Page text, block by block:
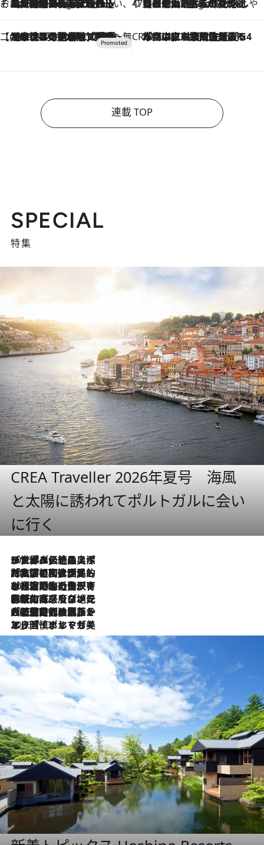
そおだよおこの関西おいしい、おやつ紀行9 Hours Ago
［大阪府箕面市］一皿一皿目の前で仕上げられる、料理を巧みに組み込んだアシェットデセールコース「ミチル アシェット デセール（Michiru assiette dessert）」 47都道府県の手みやげ ひんやりスイーツで夏を満喫
9 Hours Ago
【和歌山県】この夏絶対食べたい 冷やしておいしいおやつ3選 みかんがごろっと丸ごと入ったジュレ
【CREA×星野リゾート】唯一無二。癒しと発見が待つ場所へ
2026.8.7
【トンボの足水浴】ヒノキの香りに包まれて涼感マックス！約13℃の湧水かけ流しを避暑地「星野温泉 トンボの湯」で体験 CREA'S CHOICE
2026.8.7
「立川にも歌舞伎があるんだよ」 片岡仁左衛門・市川中車ら豪華座組みで4年目の立川立飛歌舞伎へ
連載 TOP
SPECIAL
特集
CREA Traveller 2026年夏号 海風
と太陽に誘われてポルトガルに会い
に行く
2026.8.8
リスボンの絶品スイーツ「パステル・デ・ナタ」とは？ポルトガル伝統の奥深い世界へ
2026.7.27
「私の祖国はポルトガル語です」国民的詩人フェルナンド・ペソアと、彼が愛した文学の街を歩く
2026.7.26
ポルトガル近海が育む極上の海の幸。キリリと冷えた白ワインと愉しむ、シーフード専門店の贅沢
2026.7.22
伝統の味をモダンに昇華。高感度な地元客が集う、リスボンの最旬ガストロノミー
2026.7.21
大航海時代の栄華から、震災、独裁、そして革命へ。ポルトガル・首都リスボンの石畳に刻まれた「歴史の光と影」
2026.7.13
エッセイ・ヤマザキマリ「慎ましくも美しき国 ポルトガル」